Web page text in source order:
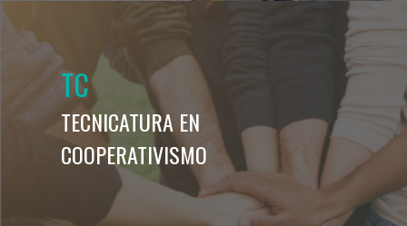
TC
TECNICATURA EN
COOPERATIVISMO